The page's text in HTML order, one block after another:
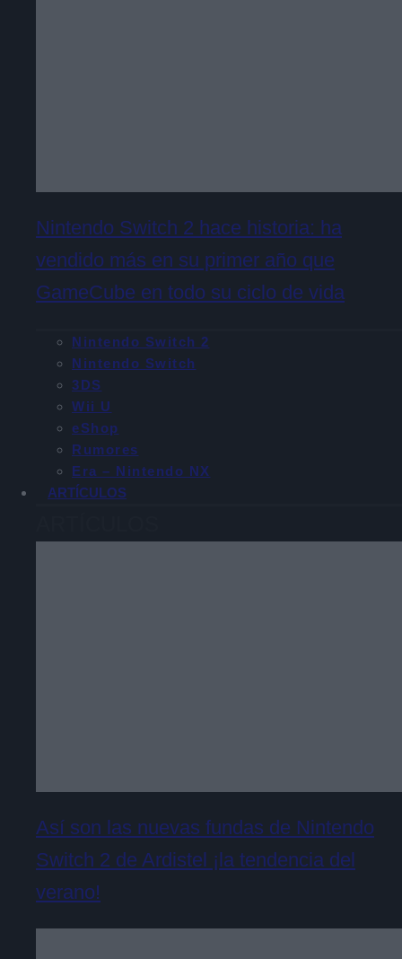
Nintendo Switch 2 hace historia: ha
vendido más en su primer año que
GameCube en todo su ciclo de vida
Nintendo Switch 2
Nintendo Switch
3DS
Wii U
eShop
Rumores
Era – Nintendo NX
ARTÍCULOS
Así son las nuevas fundas de Nintendo
Switch 2 de Ardistel ¡la tendencia del
verano!